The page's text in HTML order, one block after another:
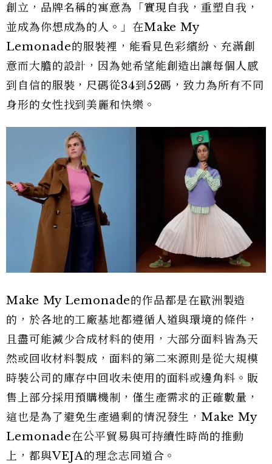
創立，品牌名稱的寓意為「實現自我，重塑自我，
並成為你想成為的人。」在Make My
Lemonade的服裝裡，能看見色彩繽紛、充滿創
意而大膽的設計，因為她希望能創造出讓每個人感
到自信的服裝，尺碼從34到52碼，致力為所有不同
身形的女性找到美麗和快樂。
Make My Lemonade的作品都是在歐洲製造
的，於各地的工廠基地都遵循人道與環境的條件，
且盡可能減少合成材料的使用，大部分面料皆為天
然或回收材料製成，面料的第二來源則是從大規模
時裝公司的庫存中回收未使用的面料或邊角料。販
售上部分採用預購機制，僅生產需求的正確數量，
這也是為了避免生產過剩的情況發生，Make My
Lemonade在公平貿易與可持續性時尚的推動
上，都與VEJA的理念志同道合。